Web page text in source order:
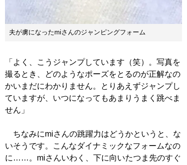
夫が虜になったmiさんのジャンピングフォーム
「よく、こうジャンプしています（笑）。写真を
撮るとき、どのようなポーズをとるのが正解なの
かいまだにわかりません。とりあえずジャンプし
ていますが、いつになってもあまりうまく跳べま
せん」
ちなみにmiさんの跳躍力はどうかというと、な
いそうです。こんなダイナミックなフォームなの
に……。miさんいわく、下に向いたつま先のすぐ